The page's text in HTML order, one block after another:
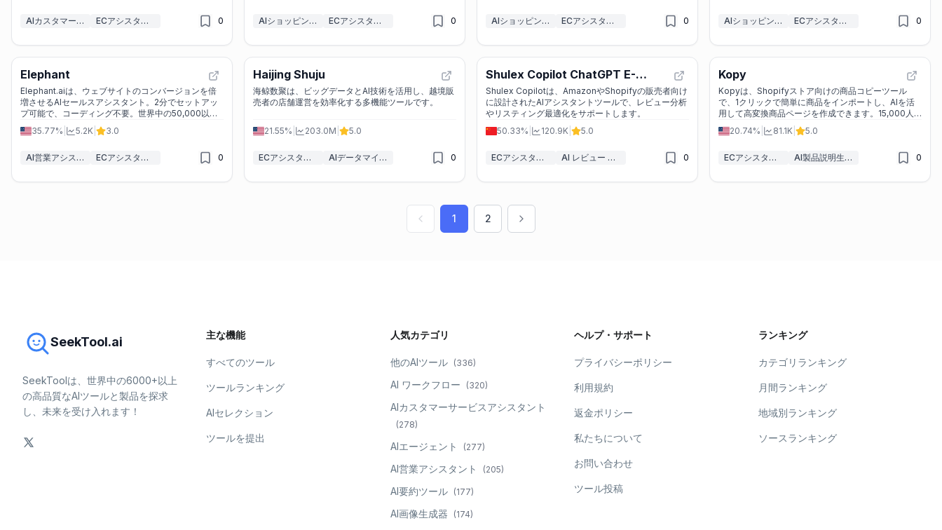
AIカスタマーサービスアシスタント ECアシスタント 0 AIショッピングアシスタント ECアシスタント 0 AIショッピングアシスタント ECアシスタント 0 AIショッピングアシスタント ECアシスタント 0
Elephant
Elephant.aiは、ウェブサイトのコンバージョンを倍
増させるAIセールスアシスタント。2分でセットアッ
プ可能で、コーディング不要。世界中の50,000以上
の企業に信頼されています。
35.77% 5.2K 3.0
AI営業アシスタント ECアシスタント 0
Haijing Shuju
海鲸数聚は、ビッグデータとAI技術を活用し、越境販
売者の店舗運営を効率化する多機能ツールです。
21.55% 203.0M 5.0
ECアシスタント AIデータマイニング 0
Shulex Copilot ChatGPT E-
commerce Tool & Sidebar
Shulex Copilotは、AmazonやShopifyの販売者向け
に設計されたAIアシスタントツールで、レビュー分析
やリスティング最適化をサポートします。
50.33%
120.9K 5.0
ECアシスタント AI レビュー アシスタント 0
Kopy
Kopyは、Shopifyストア向けの商品コピーツール
で、1クリックで簡単に商品をインポートし、AIを活
用して高変換商品ページを作成できます。15,000人
以上のドロップシッパーに利用されており、時間とコ
ストを大幅に節約します。
20.74% 81.1K 5.0
ECアシスタント AI製品説明生成器 0
1 2
SeekTool.ai
SeekToolは、世界中の6000+以上
の高品質なAIツールと製品を探求
し、未来を受け入れます！
主な機能
すべてのツール
ツールランキング
AIセレクション
ツールを提出
人気カテゴリ
他のAIツール (336)
AI ワークフロー (320)
AIカスタマーサービスアシスタント
(278)
AIエージェント (277)
AI営業アシスタント (205)
AI要約ツール (177)
AI画像生成器 (174)
ヘルプ・サポート
プライバシーポリシー
利用規約
返金ポリシー
私たちについて
お問い合わせ
ツール投稿
ランキング
カテゴリランキング
月間ランキング
地域別ランキング
ソースランキング